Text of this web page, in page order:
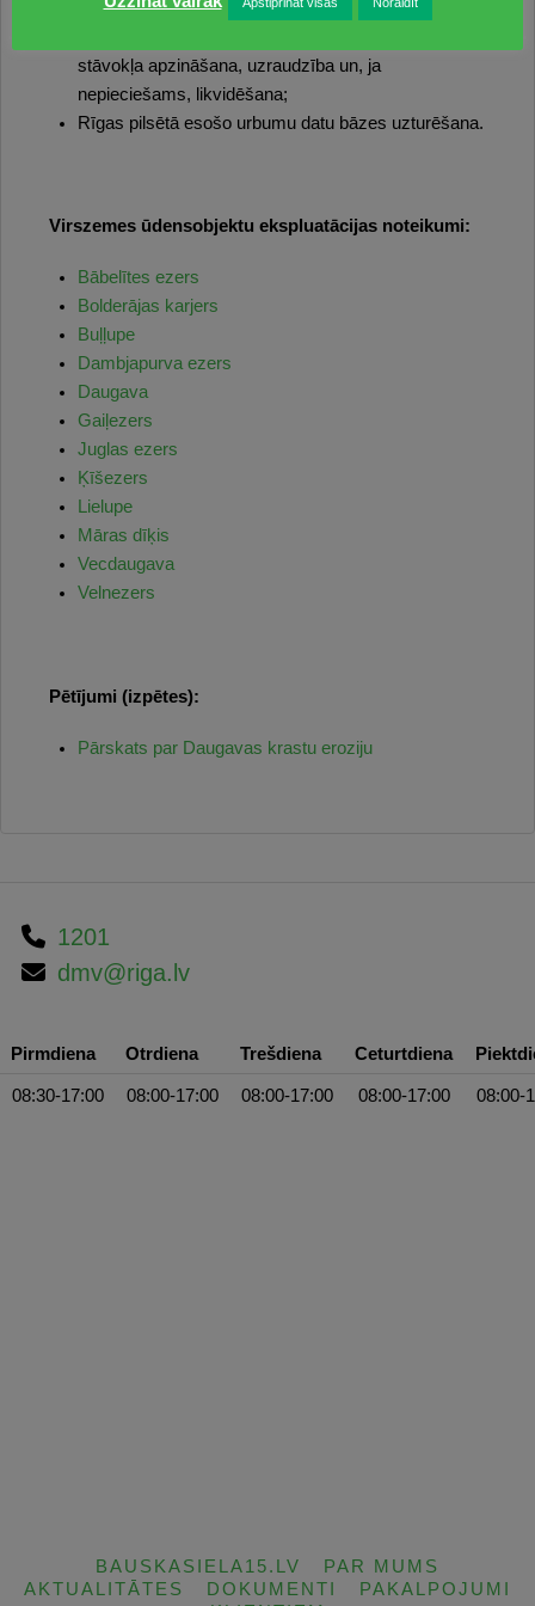
pašvaldības īpašumā esošo ūdensapgādes,
stāvokļa apzināšana, uzraudzība un, ja
nepieciešams, likvidēšana;
Rīgas pilsētā esošo urbumu datu bāzes uzturēšana.
Virszemes ūdensobjektu ekspluatācijas noteikumi:
Bābelītes ezers
Bolderājas karjers
Buļļupe
Dambjapurva ezers
Daugava
Gaiļezers
Juglas ezers
Ķīšezers
Lielupe
Māras dīķis
Vecdaugava
Velnezers
Pētījumi (izpētes):
Pārskats par Daugavas krastu eroziju
1201
dmv@riga.lv
Pirmdiena Otrdiena Trešdiena Ceturtdiena
08:30-17:00 08:00-17:00 08:00-17:00 08:00-17:00 08:00-
BAUSKASIELA15.LV
PAR MUMS
AKTUALITĀTES
DOKUMENTI
PAKALPOJUMI